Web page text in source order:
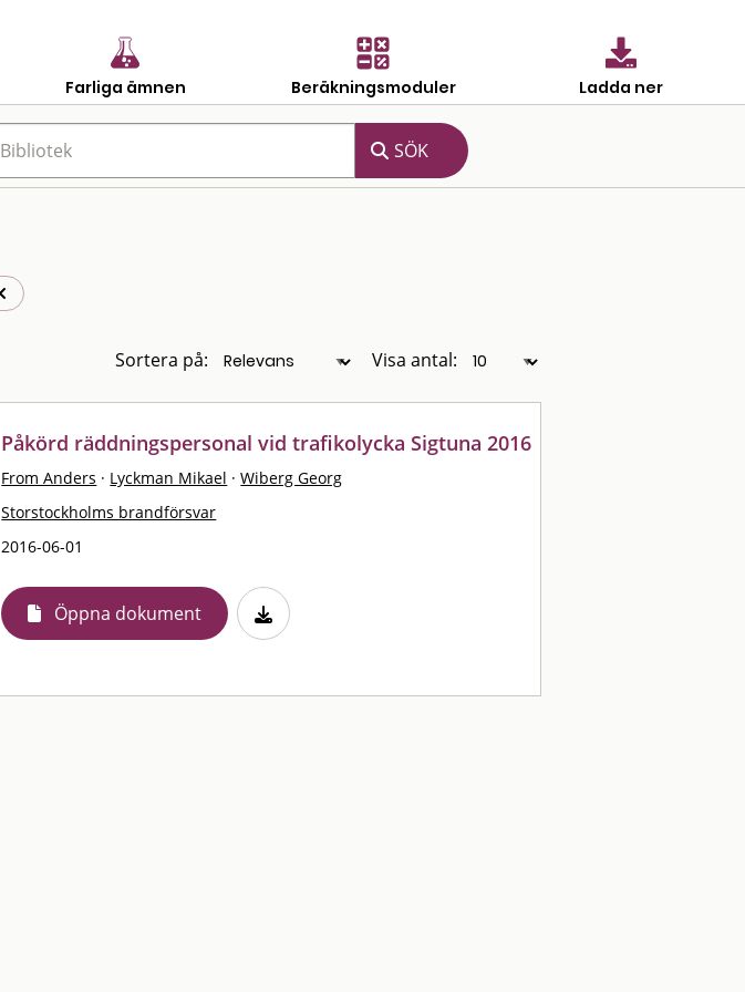
Farliga ämnen Beräkningsmoduler Ladda ner
Sortera på: Visa antal:
Påkörd räddningspersonal vid trafikolycka Sigtuna 2016
From Anders · Lyckman Mikael · Wiberg Georg
Storstockholms brandförsvar
2016-06-01
Öppna dokument